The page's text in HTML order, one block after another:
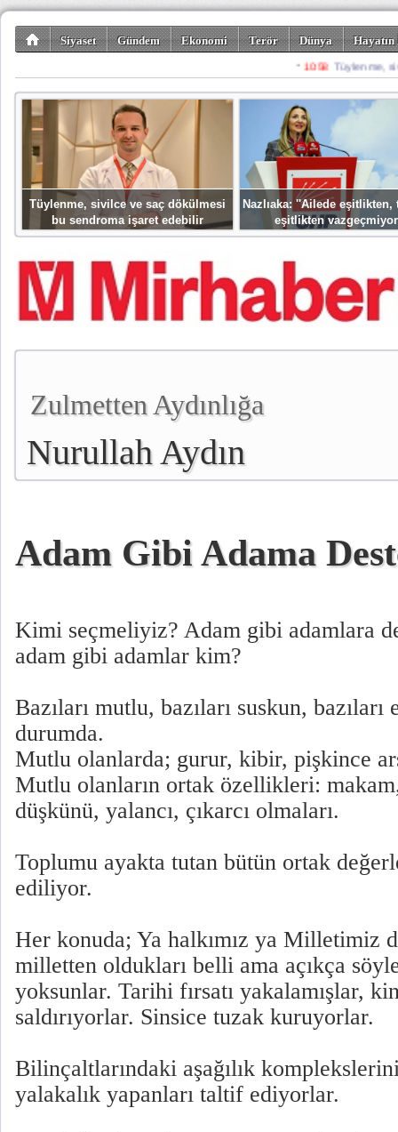
Siyaset Gündem Ekonomi Terör Dünya
Spor Misafir
Tüylenme, sivilce ve saç dökülmesi
bu sendroma işaret edebilir
Nazlıaka: ''Ailede eşitlikten,
eşitlikten
Zulmetten Aydınlığa
Nurullah Aydın
Adam Gibi Adama
Kimi seçmeliyiz? Adam gibi adamlara
adam gibi adamlar kim?
Bazıları mutlu, bazıları suskun, bazıları
durumda.
Mutlu olanlarda; gurur, kibir, pişkince
Mutlu olanların ortak özellikleri:
düşkünü, yalancı, çıkarcı olmaları.
Toplumu ayakta tutan bütün ortak
ediliyor.
Her konuda; Ya halkımız ya Milletimiz
milletten oldukları belli ama açıkça
yoksunlar. Tarihi fırsatı yakalamışlar,
saldırıyorlar. Sinsice tuzak kuruyorlar.
Bilinçaltlarındaki aşağılık
yalakalık yapanları taltif ediyorlar.